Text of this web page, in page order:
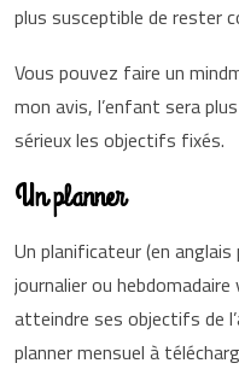
plus susceptible de rester
Vous pouvez faire un
mon avis, l’enfant sera
sérieux les objectifs fixés.
Un planner
Un planificateur (en anglais
journalier ou
atteindre ses objectifs de
planner mensuel à